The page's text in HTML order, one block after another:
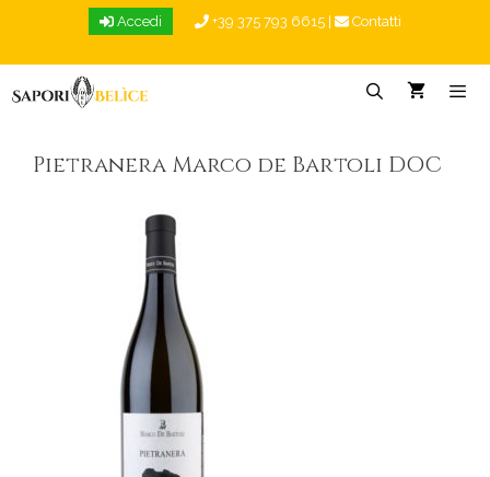
Accedi +39 375 793 6615 Contatti
Pietranera Marco de Bartoli DOC